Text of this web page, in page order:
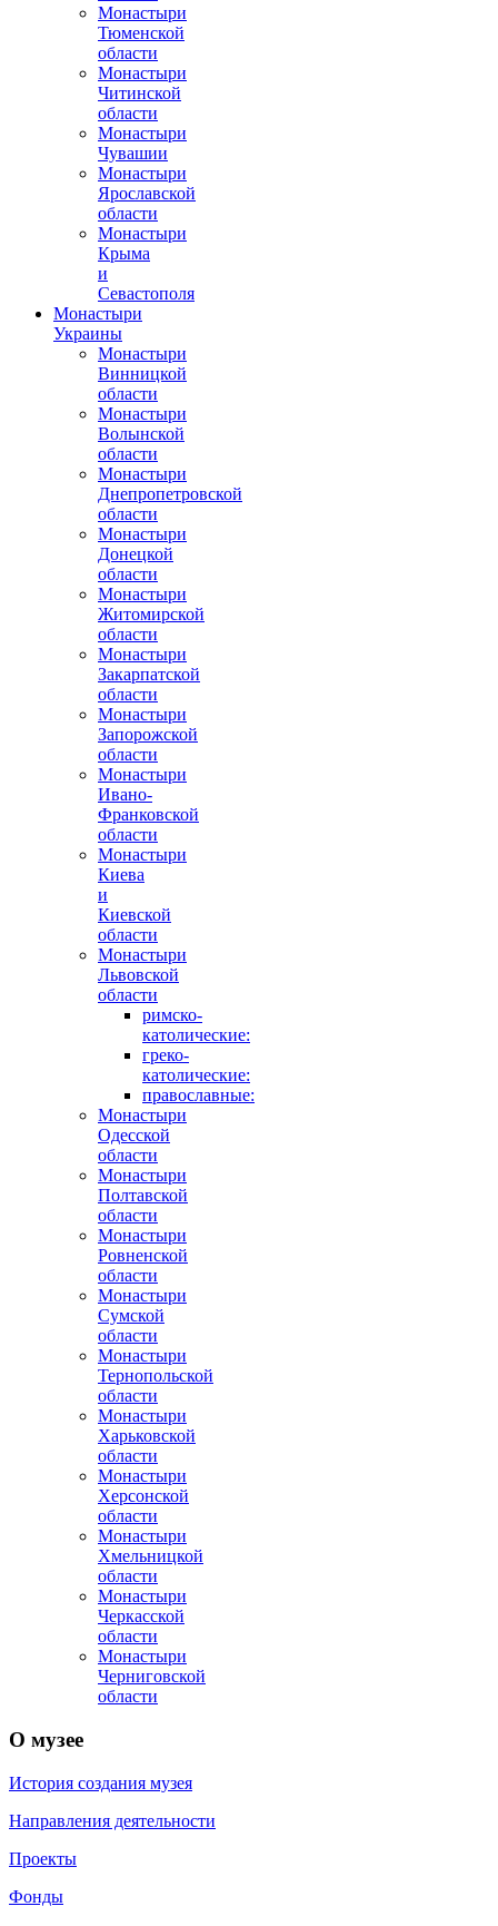
Монастыри
Тюменской
области
Монастыри
Читинской
области
Монастыри
Чувашии
Монастыри
Ярославской
области
Монастыри
Крыма
и
Севастополя
Монастыри
Украины
Монастыри
Винницкой
области
Монастыри
Волынской
области
Монастыри
Днепропетровской
области
Монастыри
Донецкой
области
Монастыри
Житомирской
области
Монастыри
Закарпатской
области
Монастыри
Запорожской
области
Монастыри
Ивано-
Франковской
области
Монастыри
Киева
и
Киевской
области
Монастыри
Львовской
области
римско-
католические:
греко-
католические:
православные:
Монастыри
Одесской
области
Монастыри
Полтавской
области
Монастыри
Ровненской
области
Монастыри
Сумской
области
Монастыри
Тернопольской
области
Монастыри
Харьковской
области
Монастыри
Херсонской
области
Монастыри
Хмельницкой
области
Монастыри
Черкасской
области
Монастыри
Черниговской
области
О музее
История создания музея
Направления деятельности
Проекты
Фонды